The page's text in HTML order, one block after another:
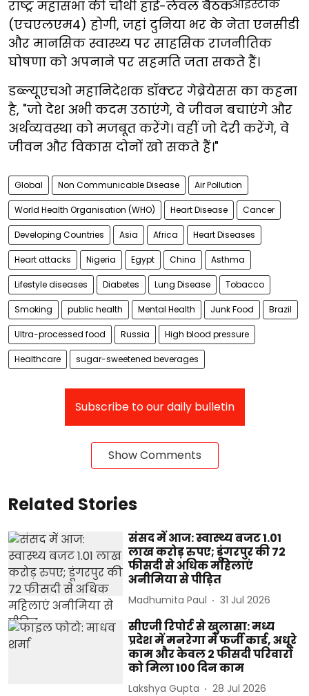
राष्ट्र महासभा की चौथी हाई-लेवल बैठक
(एचएलएम4) होगी, जहां दुनिया भर के नेता एनसीडी
और मानसिक स्वास्थ्य पर साहसिक राजनीतिक
घोषणा को अपनाने पर सहमति जता सकते हैं।
डब्ल्यूएचओ महानिदेशक डॉक्टर गेब्रेयेसस का कहना
है, "जो देश अभी कदम उठाएंगे, वे जीवन बचाएंगे और
अर्थव्यवस्था को मजबूत करेंगे। वहीं जो देरी करेंगे, वे
जीवन और विकास दोनों खो सकते हैं।"
Global Non Communicable Disease Air Pollution
World Health Organisation (WHO) Heart Disease Cancer
Developing Countries Asia Africa Heart Diseases
Heart attacks Nigeria Egypt China Asthma
Lifestyle diseases Diabetes Lung Disease Tobacco
Smoking public health Mental Health Junk Food Brazil
Ultra-processed food Russia High blood pressure
Healthcare sugar-sweetened beverages
Subscribe to our daily bulletin
Show Comments
Related Stories
संसद में आज: स्वास्थ्य बजट 1.01
लाख करोड़ रुपए; डूंगरपुर की 72
फीसदी से अधिक महिलाएं
अनीमिया से पीड़ित
Madhumita Paul 31 Jul 2026
सीएजी रिपोर्ट से खुलासा: मध्य
प्रदेश में मनरेगा में फर्जी कार्ड, अधूरे
काम और केवल 2 फीसदी परिवारों
को मिला 100 दिन काम
Lakshya Gupta 28 Jul 2026